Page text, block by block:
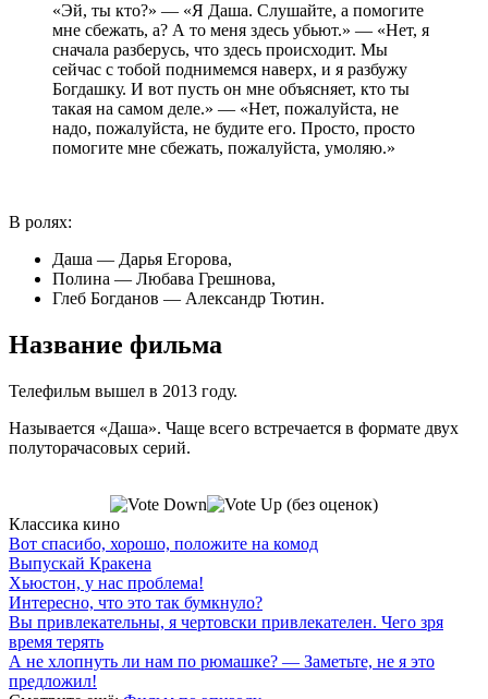
«Эй, ты кто?» — «Я Даша. Слушайте, а помогите
мне сбежать, а? А то меня здесь убьют.» — «Нет, я
сначала разберусь, что здесь происходит. Мы
сейчас с тобой поднимемся наверх, и я разбужу
Богдашку. И вот пусть он мне объясняет, кто ты
такая на самом деле.» — «Нет, пожалуйста, не
надо, пожалуйста, не будите его. Просто, просто
помогите мне сбежать, пожалуйста, умоляю.»
В ролях:
Даша — Дарья Егорова,
Полина — Любава Грешнова,
Глеб Богданов — Александр Тютин.
Название фильма
Телефильм вышел в 2013 году.
Называется «Даша». Чаще всего встречается в формате двух
полуторачасовых серий.
(без оценок)
Классика кино
Вот спасибо, хорошо, положите на комод
Выпускай Кракена
Хьюстон, у нас проблема!
Интересно, что это так бумкнуло?
Вы привлекательны, я чертовски привлекателен. Чего зря
время терять
А не хлопнуть ли нам по рюмашке? — Заметьте, не я это
предложил!